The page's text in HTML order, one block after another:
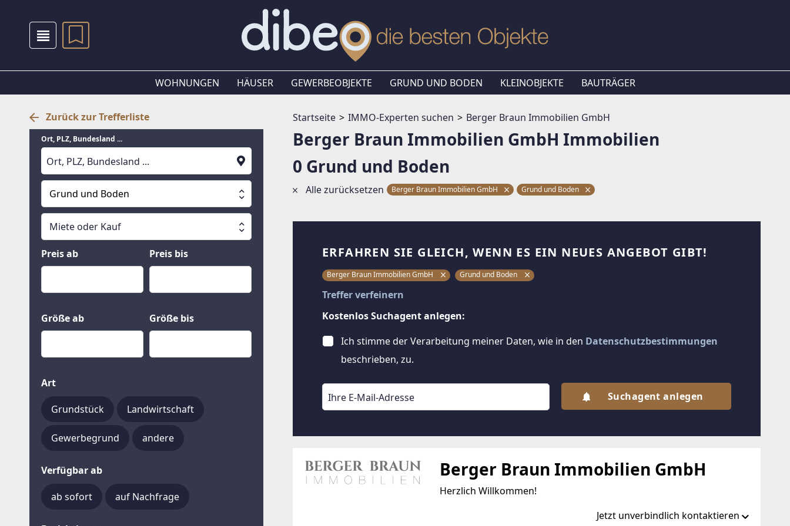
WOHNUNGEN HÄUSER GEWERBEOBJEKTE GRUND UND BODEN KLEINOBJEKTE BAUTRÄGER
Zurück zur Trefferliste
Ort, PLZ, Bundesland ...
Suche läuft
Grund und Boden
Alle Immobilien
Häuser
Grund und Boden
Miete oder Kauf
Miete oder Kauf
Kauf
Preis ab Preis bis
Größe ab Größe bis
Art
Grundstück Landwirtschaft
Gewerbegrund andere
Verfügbar ab
ab sofort auf Nachfrage
Startseite IMMO-Experten suchen Berger Braun Immobilien GmbH
Berger Braun Immobilien GmbH Immobilien
0 Grund und Boden
Alle zurücksetzen Berger Braun Immobilien GmbH Grund und Boden
ERFAHREN SIE GLEICH, WENN ES EIN NEUES ANGEBOT GIBT!
Berger Braun Immobilien GmbH Grund und Boden
Treffer verfeinern
Kostenlos Suchagent anlegen:
Ich stimme der Verarbeitung meiner Daten, wie in den Datenschutzbestimmungen
beschrieben, zu.
Suchagent anlegen
Berger Braun Immobilien GmbH
Herzlich Willkommen!
Jetzt unverbindlich kontaktieren